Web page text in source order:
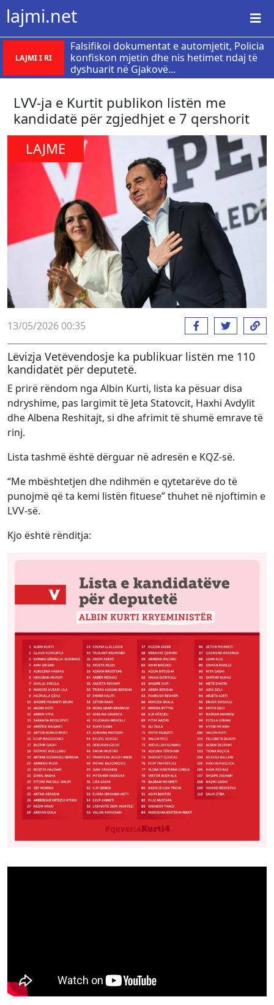
lajmi.net
LAJMI I RI
Falsifikoi dokumentat e automjetit, Policia
konfiskon mjetin dhe nis hetimet ndaj të
dyshuarit në Gjakovë...
LVV-ja e Kurtit publikon listën me
kandidatë për zgjedhjet e 7 qershorit
LAJME
13/05/2026 00:35
Lëvizja Vetëvendosje ka publikuar listën me 110
kandidatët për deputetë.
E prirë rëndom nga Albin Kurti, lista ka pësuar disa
ndryshime, pas largimit të Jeta Statovcit, Haxhi Avdylit
dhe Albena Reshitajt, si dhe afrimit të shumë emrave të
rinj.
Lista tashmë është dërguar në adresën e KQZ-së.
“Me mbështetjen dhe ndihmën e qytetarëve do të
punojmë që ta kemi listën fituese” thuhet në njoftimin e
LVV-së.
Kjo është rënditja: